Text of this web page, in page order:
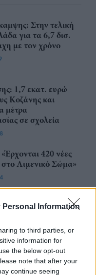
Personal Information
to third parties, or
information for
the below opt-out
note that after your
continue seeing
Στην τελική
για τα 6,7 δισ.
με τον χρόνο
1,7 εκατ. ευρώ
Κοζάνης και
μέτρα
σε σχολεία
420 νέες
Λιμενικό Σώμα»
εργασίας
τα
χρόνια στην